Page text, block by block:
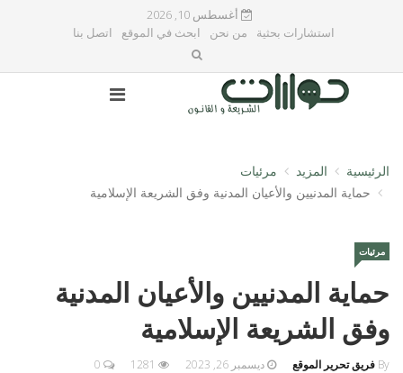
أغسطس 10, 2026
استشارات بحثية
من نحن ابحث في الموقع اتصل بنا
الرئيسية المزيد
مرئيات
حماية المدنيين والأعيان المدنية وفق الشريعة الإسلامية
مرئيات
حماية المدنيين والأعيان المدنية
وفق الشريعة الإسلامية
By فريق تحرير الموقع ديسمبر 26, 2023
0